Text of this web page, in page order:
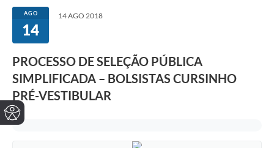
AGO
14
14 AGO 2018
PROCESSO DE SELEÇÃO PÚBLICA
SIMPLIFICADA – BOLSISTAS CURSINHO
PRÉ-VESTIBULAR